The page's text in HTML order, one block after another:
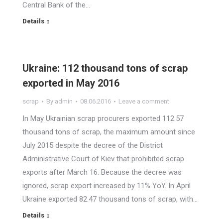
Central Bank of the…
Details
Ukraine: 112 thousand tons of scrap
exported in May 2016
scrap By admin 08.06.2016 Leave a comment
In May Ukrainian scrap procurers exported 112.57
thousand tons of scrap, the maximum amount since
July 2015 despite the decree of the District
Administrative Court of Kiev that prohibited scrap
exports after March 16. Because the decree was
ignored, scrap export increased by 11% YoY. In April
Ukraine exported 82.47 thousand tons of scrap, with…
Details